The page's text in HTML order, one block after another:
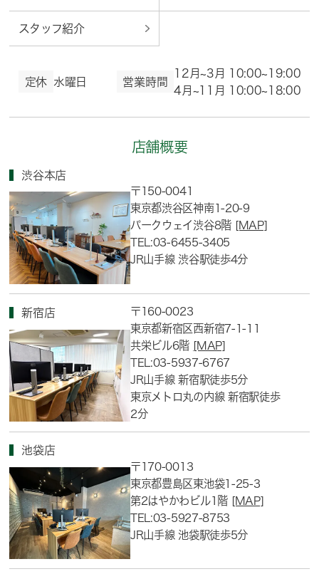
スタッフ紹介
定休 水曜日 営業時間
12月~3月 10:00~19:00
4月~11月 10:00~18:00
店舗概要
渋谷本店
〒150-0041
東京都渋谷区神南1-20-9
パークウェイ渋谷8階 [MAP]
TEL:03-6455-3405
JR山手線 渋谷駅徒歩4分
新宿店
〒160-0023
東京都新宿区西新宿7-1-11
共栄ビル6階 [MAP]
TEL:03-5937-6767
JR山手線 新宿駅徒歩5分
東京メトロ丸の内線 新宿駅徒歩
2分
池袋店
〒170-0013
東京都豊島区東池袋1-25-3
第2はやかわビル1階 [MAP]
TEL:03-5927-8753
JR山手線 池袋駅徒歩5分